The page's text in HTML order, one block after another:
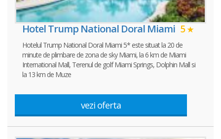
Hotel Trump National Doral Miami 5
Hotelul Trump National Doral Miami 5* este situat la 20 de
minute de plimbare de zona de sky Miami, la 6 km de Miami
International Mall, Terenul de golf Miami Springs, Dolphin Mall si
la 13 km de Muze
vezi oferta